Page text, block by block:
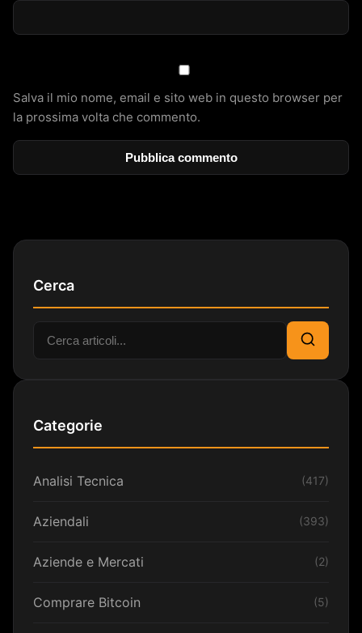
Salva il mio nome, email e sito web in questo browser per
la prossima volta che commento.
Cerca
Cerca:
Cerca
Categorie
Analisi Tecnica (417)
Aziendali (393)
Aziende e Mercati (2)
Comprare Bitcoin (5)